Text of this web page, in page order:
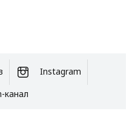
Instagram
канал